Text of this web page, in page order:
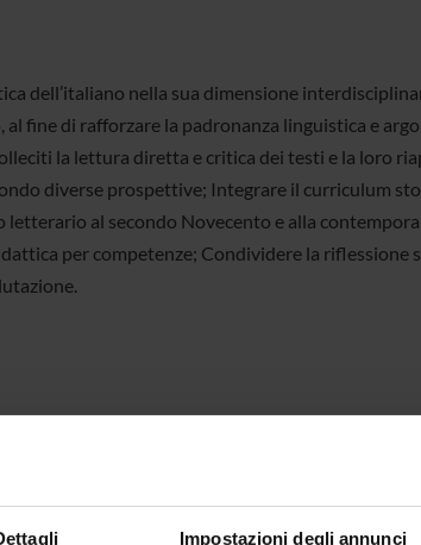
Impostazioni degli annunci
dell’italiano nella sua dimensione
al fine di rafforzare la padronanza linguistica e
la lettura diretta e critica dei testi e la loro
diverse prospettive; Integrare il curriculum
letterario al secondo Novecento e alla
per competenze; Condividere la